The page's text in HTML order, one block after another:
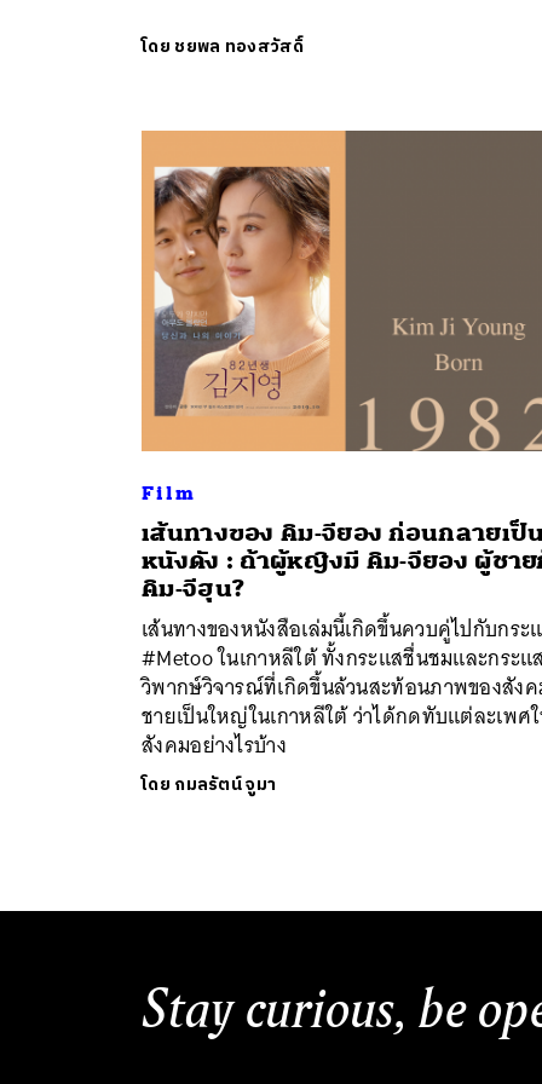
โดย ชยพล ทองสวัสดิ์
Film
เส้นทางของ คิม-จียอง ก่อนกลายเป็
หนังดัง : ถ้าผู้หญิงมี คิม-จียอง ผู้ชา
คิม-จีฮุน?
เส้นทางของหนังสือเล่มนี้เกิดขึ้นควบคู่ไปกับกระ
#Metoo ในเกาหลีใต้ ทั้งกระแสชื่นชมและกระแ
วิพากษ์วิจารณ์ที่เกิดขึ้นล้วนสะท้อนภาพของสัง
ชายเป็นใหญ่ในเกาหลีใต้ ว่าได้กดทับแต่ละเพศ
สังคมอย่างไรบ้าง
โดย กมลรัตน์ จูมา
Stay curious, be